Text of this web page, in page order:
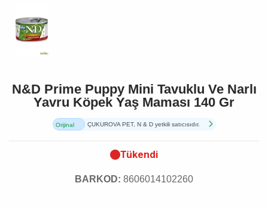
N&D Prime Puppy Mini Tavuklu Ve Narlı
Yavru Köpek Yaş Maması 140 Gr
Orijinal
ÇUKUROVA PET, N & D yetkili satıcısıdır.
Tükendi
BARKOD: 8606014102260